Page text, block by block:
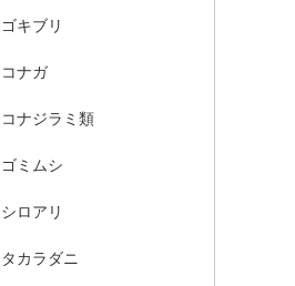
ゴキブリ
コナガ
コナジラミ類
ゴミムシ
シロアリ
タカラダニ